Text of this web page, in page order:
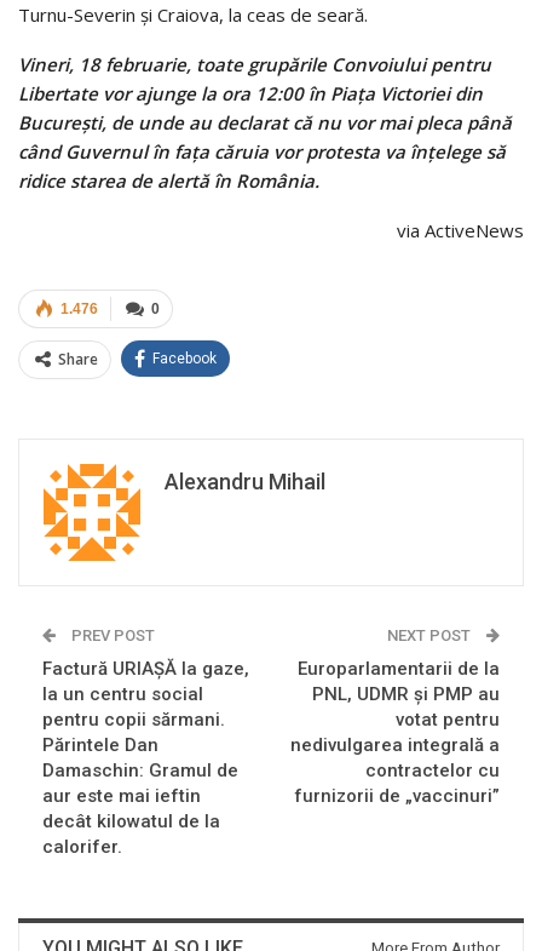
Turnu-Severin și Craiova, la ceas de seară.
Vineri, 18 februarie, toate grupările Convoiului pentru
Libertate vor ajunge la ora 12:00 în Piața Victoriei din
București, de unde au declarat că nu vor mai pleca până
când Guvernul în fața căruia vor protesta va înțelege să
ridice starea de alertă în România.
via ActiveNews
0
1.476
Share Facebook
Alexandru Mihail
PREV POST
Factură URIAȘĂ la gaze,
la un centru social
pentru copii sărmani.
Părintele Dan
Damaschin: Gramul de
aur este mai ieftin
decât kilowatul de la
calorifer.
NEXT POST
Europarlamentarii de la
PNL, UDMR și PMP au
votat pentru
nedivulgarea integrală a
contractelor cu
furnizorii de „vaccinuri”